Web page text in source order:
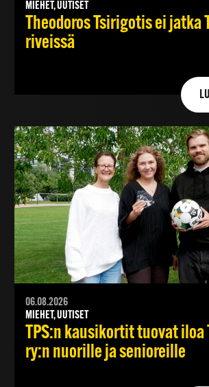
MIEHET, UUTISET
Theodoros Tsirigotis ei jatka
riveissä
06.08.2026
MIEHET, UUTISET
TPS:n kausikortit tuovat iloa
ry:n nuorille ja senioreille